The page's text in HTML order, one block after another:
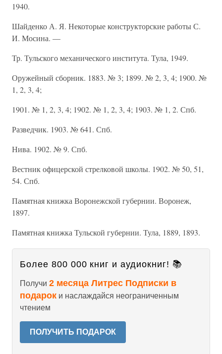
1940.
Шайденко А. Я. Некоторые конструкторские работы С.
И. Мосина. —
Тр. Тульского механического института. Тула, 1949.
Оружейный сборник. 1883. № 3; 1899. № 2, 3, 4; 1900. №
1, 2, 3, 4;
1901. № 1, 2, 3, 4; 1902. № 1, 2, 3, 4; 1903. № 1, 2. Спб.
Разведчик. 1903. № 641. Спб.
Нива. 1902. № 9. Спб.
Вестник офицерской стрелковой школы. 1902. № 50, 51,
54. Спб.
Памятная книжка Воронежской губернии. Воронеж,
1897.
Памятная книжка Тульской губернии. Тула, 1889, 1893.
Более 800 000 книг и аудиокниг! 📚
Получи 2 месяца Литрес Подписки в
подарок и наслаждайся неограниченным
чтением
ПОЛУЧИТЬ ПОДАРОК